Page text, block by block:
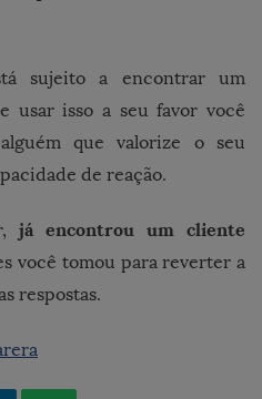
sujeito a encontrar um
usar isso a seu favor você
que valorize o seu
de reação.
já encontrou um cliente
você tomou para reverter a
respostas.